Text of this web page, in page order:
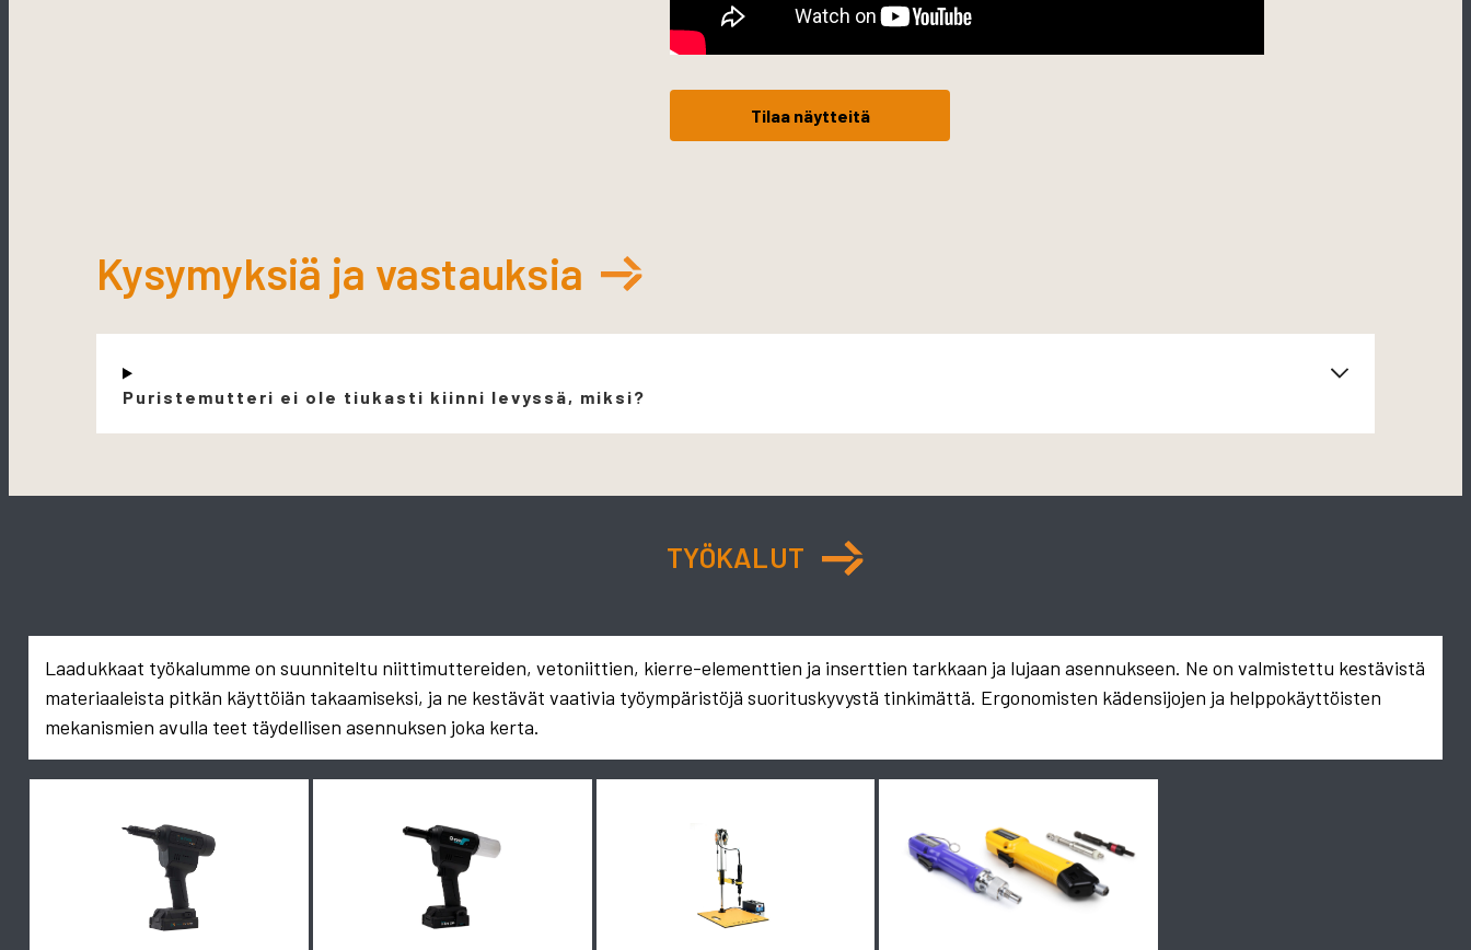
Tilaa näytteitä
Kysymyksiä ja vastauksia
Puristemutteri ei ole tiukasti kiinni levyssä, miksi?
TYÖKALUT
Laadukkaat työkalumme on suunniteltu niittimuttereiden, vetoniittien, kierre-elementtien ja inserttien tarkkaan ja lujaan asennukseen. Ne on valmistettu kestävistä
materiaaleista pitkän käyttöiän takaamiseksi, ja ne kestävät vaativia työympäristöjä suorituskyvystä tinkimättä. Ergonomisten kädensijojen ja helppokäyttöisten
mekanismien avulla teet täydellisen asennuksen joka kerta.